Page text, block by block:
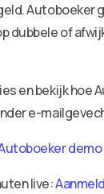
Autoboeker
of
en bekijk
e-
demo
live: